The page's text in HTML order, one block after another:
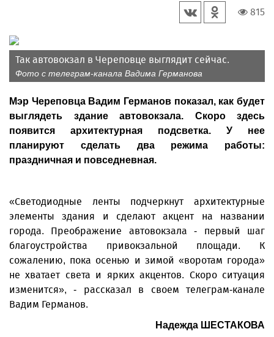
815
Так автовокзал в Череповце выглядит сейчас.
Фото с телеграм-канала Вадима Германова
Мэр Череповца Вадим Германов показал, как будет
выглядеть здание автовокзала. Скоро здесь
появится архитектурная подсветка. У нее
планируют сделать два режима работы:
праздничная и повседневная.
«Светодиодные ленты подчеркнут архитектурные
элементы здания и сделают акцент на названии
города. Преображение автовокзала - первый шаг
благоустройства привокзальной площади. К
сожалению, пока осенью и зимой «воротам города»
не хватает света и ярких акцентов. Скоро ситуация
изменится», - рассказал в своем телеграм-канале
Вадим Германов.
Надежда ШЕСТАКОВА